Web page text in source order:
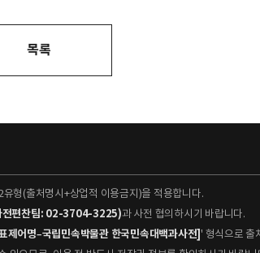
목록
형(출처명시+상업적 이용금지)을 적용합니다.
전편찬팀: 02-3704-3225)과 사전 협의하시기 바랍니다.
제어명–국립민속박물관 한국민속대백과사전] ' 형식으로 출